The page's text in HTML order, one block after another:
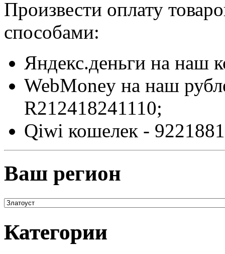
Произвести оплату
способами:
Яндекс.деньги на наш
WebMoney на наш
R212418241110;
Qiwi кошелек -
Ваш регион
Категории